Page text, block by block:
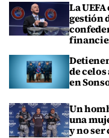
La
gestión
de
en
Un
una
y no